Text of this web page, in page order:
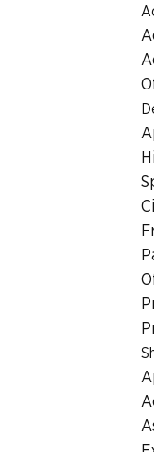
Succursale
6834
Succursale
Viale
Voir l’itinéraire
Heures